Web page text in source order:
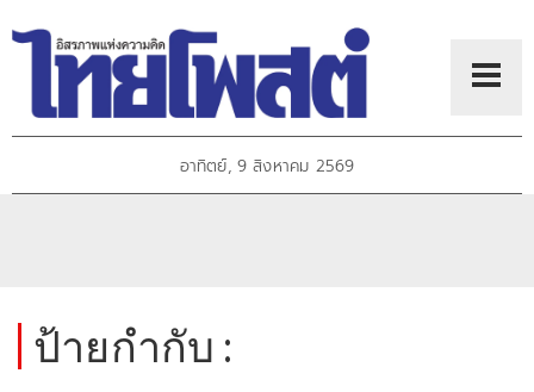
อาทิตย์, 9 สิงหาคม 2569
ป้ายกำกับ :